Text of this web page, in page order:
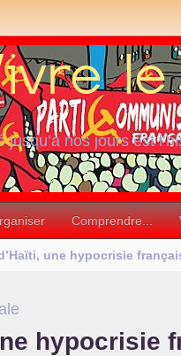
jusqu’à nos jours est
Comprendre...
une hypocrisie
hypocrisie